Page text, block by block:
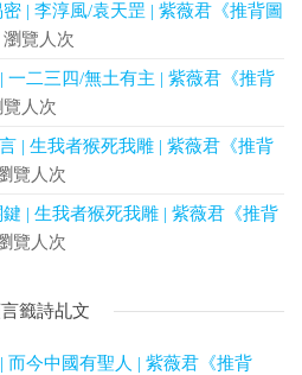
| 李淳風/袁天罡 | 紫薇君《推背圖
瀏覽人次
一二三四/無土有主 | 紫薇君《推背
人次
| 生我者猴死我雕 | 紫薇君《推背
覽人次
| 生我者猴死我雕 | 紫薇君《推背
覽人次
籤詩乩文
而今中國有聖人 | 紫薇君《推背